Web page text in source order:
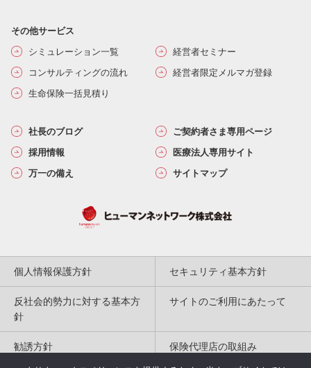
その他サービス
シミュレーション一覧
経営者セミナー
コンサルティングの流れ
経営者限定メルマガ登録
生命保険一括見積り
社長のブログ
ご契約者さま専用ページ
採用情報
医療法人専用サイト
万一の備え
サイトマップ
個人情報保護方針 セキュリティ基本方針
反社会的勢力に対する基本方
針
サイトのご利用にあたって
勧誘方針 保険代理店の取組み